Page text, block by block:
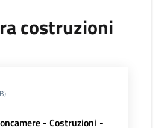
costruzioni
- Costruzioni -